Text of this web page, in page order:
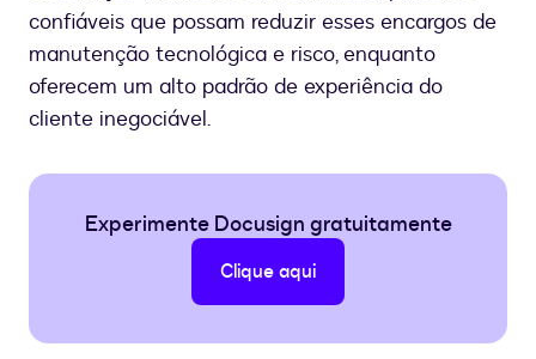
confiáveis que possam reduzir esses encargos de
manutenção tecnológica e risco, enquanto
oferecem um alto padrão de experiência do
cliente inegociável.
Experimente Docusign gratuitamente
Clique aqui